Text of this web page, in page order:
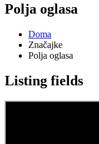
Polja oglasa
Doma
Značajke
Polja oglasa
Listing fields